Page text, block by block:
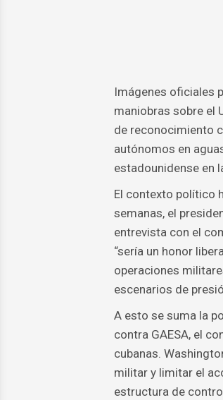
Imágenes oficiales
maniobras sobre el
de reconocimiento
autónomos en
estadounidense en
El contexto político
semanas, el
entrevista con el
“sería un honor
operaciones
escenarios de
A esto se suma la
contra GAESA, el
cubanas.
militar y limitar el
estructura de